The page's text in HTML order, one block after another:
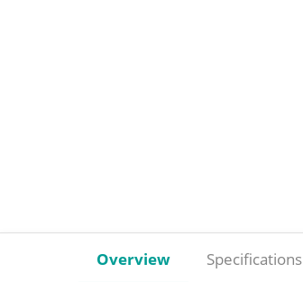
Overview Specifications